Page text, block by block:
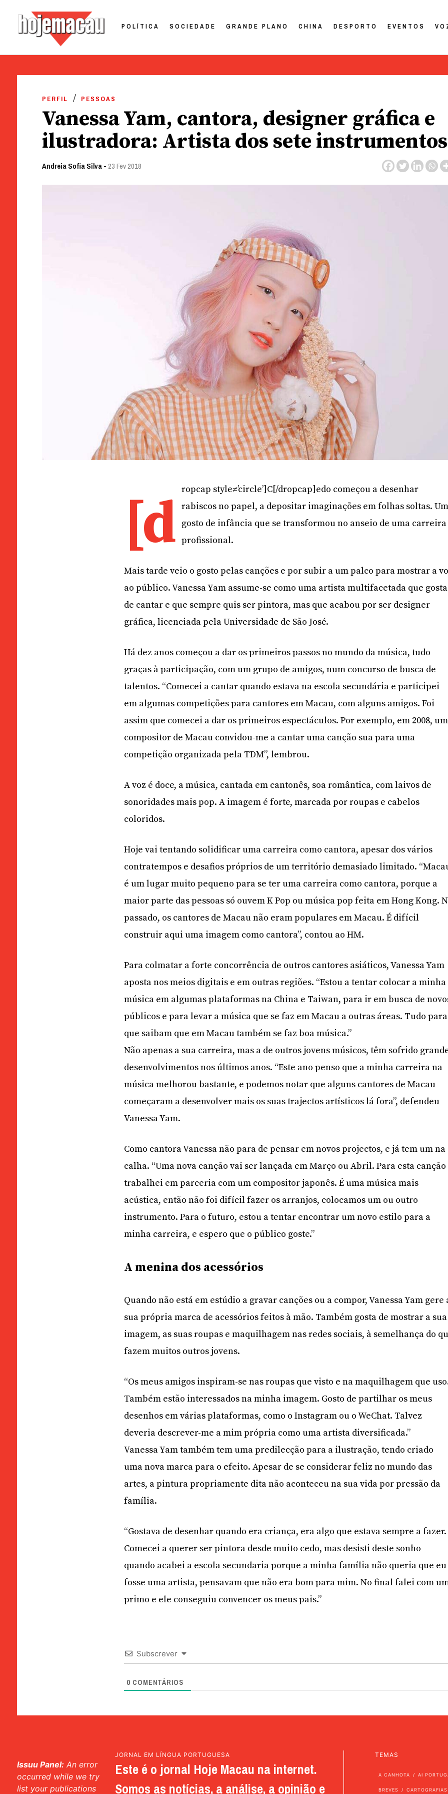
POLÍTICA SOCIEDADE GRANDE PLANO CHINA DESPORTO EVENTOS
PERFIL PESSOAS
Vanessa Yam, cantora, designer gráfica e
ilustradora: Artista dos sete instrumentos
Andreia Sofia Silva- 23 Fev 2018
[d ropcap style≠’circle’]C[/dropcap]edo começou a desenhar
rabiscos no papel, a depositar imaginações em folhas soltas.
gosto de infância que se transformou no anseio de uma carreira
profissional.
Mais tarde veio o gosto pelas canções e por subir a um palco para mostrar a
ao público. Vanessa Yam assume-se como uma artista multifacetada que gosta
de cantar e que sempre quis ser pintora, mas que acabou por ser designer
gráfica, licenciada pela Universidade de São José.
Há dez anos começou a dar os primeiros passos no mundo da música, tudo
graças à participação, com um grupo de amigos, num concurso de busca de
talentos. “Comecei a cantar quando estava na escola secundária e participei
em algumas competições para cantores em Macau, com alguns amigos. Foi
assim que comecei a dar os primeiros espectáculos. Por exemplo, em 2008, um
compositor de Macau convidou-me a cantar uma canção sua para uma
competição organizada pela TDM”, lembrou.
A voz é doce, a música, cantada em cantonês, soa romântica, com laivos de
sonoridades mais pop. A imagem é forte, marcada por roupas e cabelos
coloridos.
Hoje vai tentando solidificar uma carreira como cantora, apesar dos vários
contratempos e desafios próprios de um território demasiado limitado.
é um lugar muito pequeno para se ter uma carreira como cantora, porque a
maior parte das pessoas só ouvem K Pop ou música pop feita em Hong Kong.
passado, os cantores de Macau não eram populares em Macau. É difícil
construir aqui uma imagem como cantora”, contou ao HM.
Para colmatar a forte concorrência de outros cantores asiáticos, Vanessa Yam
aposta nos meios digitais e em outras regiões. “Estou a tentar colocar a minha
música em algumas plataformas na China e Taiwan, para ir em busca de
públicos e para levar a música que se faz em Macau a outras áreas. Tudo para
que saibam que em Macau também se faz boa música.”
Não apenas a sua carreira, mas a de outros jovens músicos, têm sofrido
desenvolvimentos nos últimos anos. “Este ano penso que a minha carreira na
música melhorou bastante, e podemos notar que alguns cantores de Macau
começaram a desenvolver mais os suas trajectos artísticos lá fora”, defendeu
Vanessa Yam.
Como cantora Vanessa não para de pensar em novos projectos, e já tem um na
calha. “Uma nova canção vai ser lançada em Março ou Abril. Para esta canção
trabalhei em parceria com um compositor japonês. É uma música mais
acústica, então não foi difícil fazer os arranjos, colocamos um ou outro
instrumento. Para o futuro, estou a tentar encontrar um novo estilo para a
minha carreira, e espero que o público goste.”
A menina dos acessórios
Quando não está em estúdio a gravar canções ou a compor, Vanessa Yam gere
sua própria marca de acessórios feitos à mão. Também gosta de mostrar a sua
imagem, as suas roupas e maquilhagem nas redes sociais, à semelhança do
fazem muitos outros jovens.
“Os meus amigos inspiram-se nas roupas que visto e na maquilhagem que
Também estão interessados na minha imagem. Gosto de partilhar os meus
desenhos em várias plataformas, como o Instagram ou o WeChat. Talvez
deveria descrever-me a mim própria como uma artista diversificada.”
Vanessa Yam também tem uma predilecção para a ilustração, tendo criado
uma nova marca para o efeito. Apesar de se considerar feliz no mundo das
artes, a pintura propriamente dita não aconteceu na sua vida por pressão da
família.
“Gostava de desenhar quando era criança, era algo que estava sempre a fazer.
Comecei a querer ser pintora desde muito cedo, mas desisti deste sonho
quando acabei a escola secundaria porque a minha família não queria que eu
fosse uma artista, pensavam que não era bom para mim. No final falei com
primo e ele conseguiu convencer os meus pais.”
Subscrever
0 COMENTÁRIOS
Issuu Panel: An error
occurred while we try
list your publications
JORNAL EM LÍNGUA PORTUGUESA
Este é o jornal Hoje Macau na internet.
Somos as notícias, a análise, a opinião e
TEMAS
A CANHOTA AI
BREVES CARTOGRAFIAS